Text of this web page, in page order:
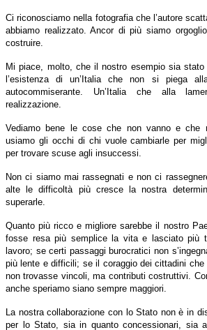
Ci riconosciamo nella fotografia che l’autore
abbiamo realizzato. Ancor di più siamo
costruire.
Mi piace, molto, che il nostro esempio sia
l’esistenza di un’Italia che non si piega
autocommiserante. Un’Italia che alla
realizzazione.
Vediamo bene le cose che non vanno e che
usiamo gli occhi di chi vuole cambiarle per
per trovare scuse agli insuccessi.
Non ci siamo mai rassegnati e non ci
alte le difficoltà più cresce la nostra
superarle.
Quanto più ricco e migliore sarebbe il nostro
fosse resa più semplice la vita e lasciato più
lavoro; se certi passaggi burocratici non
più lente e difficili; se il coraggio dei cittadini che
non trovasse vincoli, ma contributi costruttivi.
anche speriamo siano sempre maggiori.
La nostra collaborazione con lo Stato non è in
per lo Stato, sia in quanto concessionari, sia